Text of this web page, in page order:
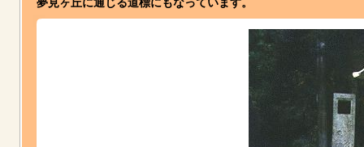
夢見ヶ丘に通じる道標にもなっています。